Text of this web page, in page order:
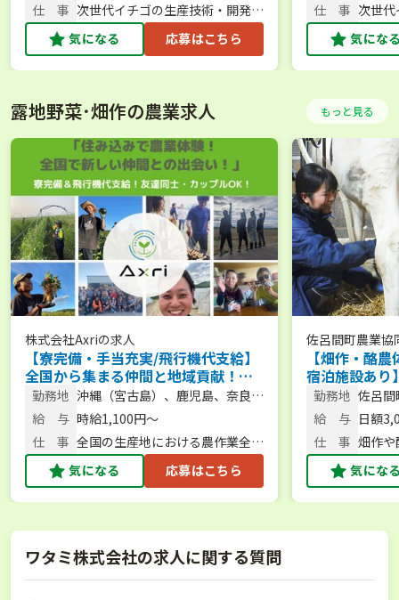
仕 事 次世代イチゴの生産技術・開発普
及研究員
気になる 応募はこちら
仕 事 次世
気にな
露地野菜･畑作の農業求人 もっと見る
株式会社Axriの求人
【寮完備・手当充実/飛行機代支給】
全国から集まる仲間と地域貢献！農
繁期をサポートする短期アルバイト
を大募集！／大型特殊・フォークリ
フト免許保有者、大歓迎！
勤務地 沖縄（宮古島）、鹿児島、奈良、
北海道など
給 与 時給1,100円〜
仕 事 全国の生産地における農作業全般
／農作業・スタッフ管理
気になる 応募はこちら
佐呂間町農業協
【畑作・酪
宿泊施設あり
体験から新
スで始めら
勤務地 佐呂
給 与 日額
仕 事 畑作
気にな
ワタミ株式会社の求人に関する質問